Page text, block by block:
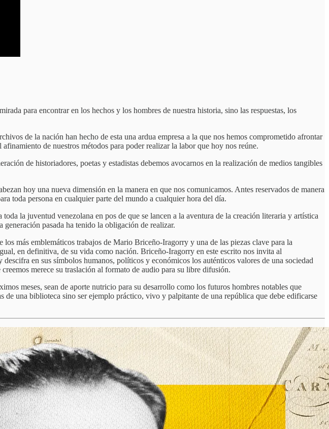
para encontrar en los hechos y los hombres de nuestra historia, sino las respuestas, los
de la nación han hecho de esta una ardua empresa a la que nos hemos comprometido afrontar
de nuestros métodos para poder realizar la labor que hoy nos reúne.
de historiadores, poetas y estadistas debemos avocarnos en la realización de medios tangibles
hoy una nueva dimensión en la manera en que nos comunicamos. Antes reservados de manera
toda persona en cualquier parte del mundo a cualquier hora del día.
la juventud venezolana en pos de que se lancen a la aventura de la creación literaria y artística
pasada ha tenido la obligación de realizar.
los más emblemáticos trabajos de Mario Briceño-Iragorry y una de las piezas clave para la
en definitiva, de su vida como nación. Briceño-Iragorry en este escrito nos invita al
en sus símbolos humanos, políticos y económicos los auténticos valores de una sociedad
merece su traslación al formato de audio para su libre difusión.
meses, sean de aporte nutricio para su desarrollo como los futuros hombres notables que
de una biblioteca sino ser ejemplo práctico, vivo y palpitante de una república que debe edificarse